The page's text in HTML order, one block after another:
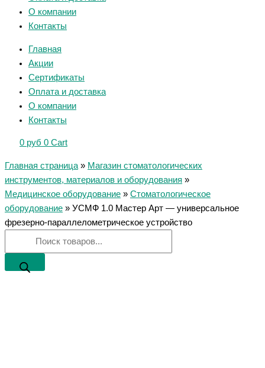
О компании
Контакты
Главная
Акции
Сертификаты
Оплата и доставка
О компании
Контакты
0 руб 0 Cart
Главная страница » Магазин стоматологических
инструментов, материалов и оборудования »
Медицинское оборудование » Стоматологическое
оборудование » УСМФ 1.0 Мастер Арт — универсальное
фрезерно-параллелометрическое устройство